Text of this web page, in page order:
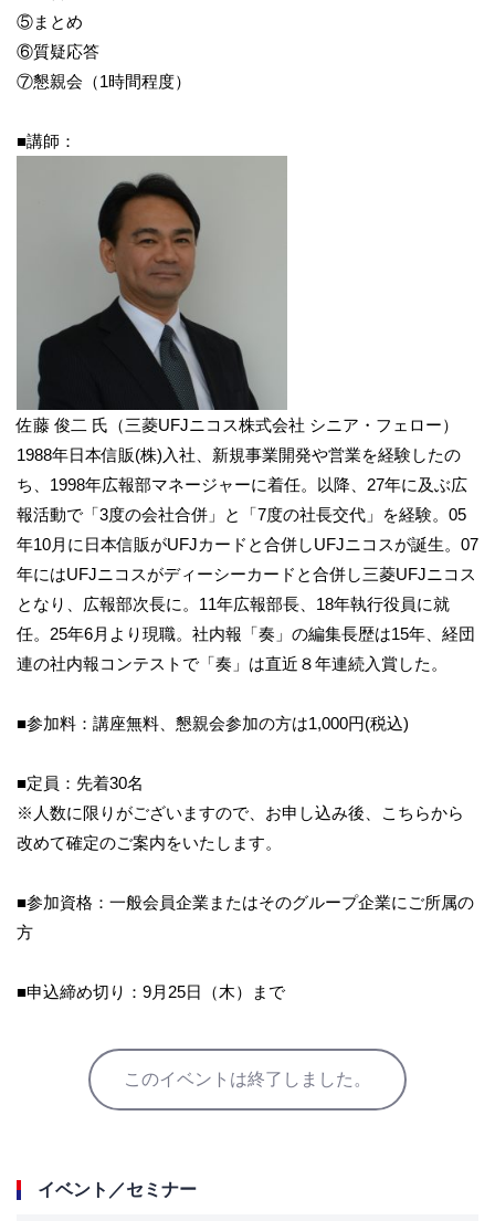
⑤まとめ
⑥質疑応答
⑦懇親会（1時間程度）
■講師：
佐藤 俊二 氏（三菱UFJニコス株式会社 シニア・フェロー）
1988年日本信販(株)入社、新規事業開発や営業を経験したの
ち、1998年広報部マネージャーに着任。以降、27年に及ぶ広
報活動で「3度の会社合併」と「7度の社長交代」を経験。05
年10月に日本信販がUFJカードと合併しUFJニコスが誕生。07
年にはUFJニコスがディーシーカードと合併し三菱UFJニコス
となり、広報部次長に。11年広報部長、18年執行役員に就
任。25年6月より現職。社内報「奏」の編集長歴は15年、経団
連の社内報コンテストで「奏」は直近８年連続入賞した。
■参加料：講座無料、懇親会参加の方は1,000円(税込)
■定員：先着30名
※人数に限りがございますので、お申し込み後、こちらから
改めて確定のご案内をいたします。
■参加資格：一般会員企業またはそのグループ企業にご所属の
方
■申込締め切り：9月25日（木）まで
このイベントは終了しました。
イベント／セミナー